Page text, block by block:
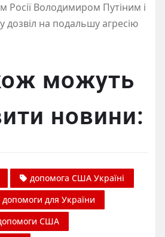
Росії Володимиром Путіним і
дозвіл на подальшу агресію
можуть
новини:
допомога США Україні
для України
США